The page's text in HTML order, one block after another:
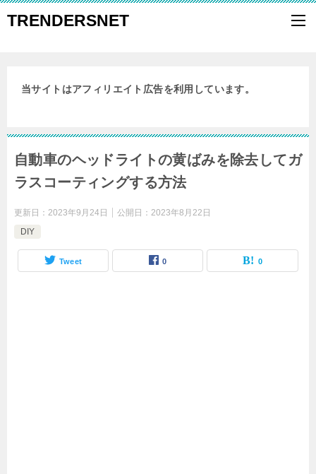
TRENDERSNET
当サイトはアフィリエイト広告を利用しています。
自動車のヘッドライトの黄ばみを除去してガ
ラスコーティングする方法
更新日： 2023年9月24日 公開日： 2023年8月22日
DIY
Tweet 0 0